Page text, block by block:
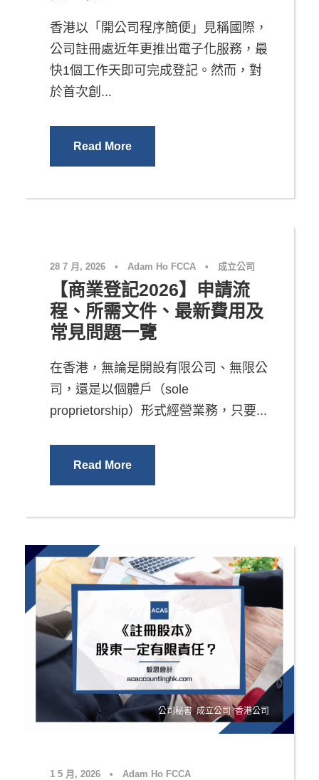
香港以「開公司程序簡便」見稱國際，
公司註冊處近年更推出電子化服務，最
快1個工作天即可完成登記。然而，對
於首次創...
Read More
28 7 月, 2026 • Adam Ho FCCA • 成立公司
【商業登記2026】申請流
程、所需文件、最新費用及
常見問題一覽
在香港，無論是開設有限公司、無限公
司，還是以個體戶（sole
proprietorship）形式經營業務，只要...
Read More
公司秘書, 成立公司, 香港公司
1 5 月, 2026 • Adam Ho FCCA